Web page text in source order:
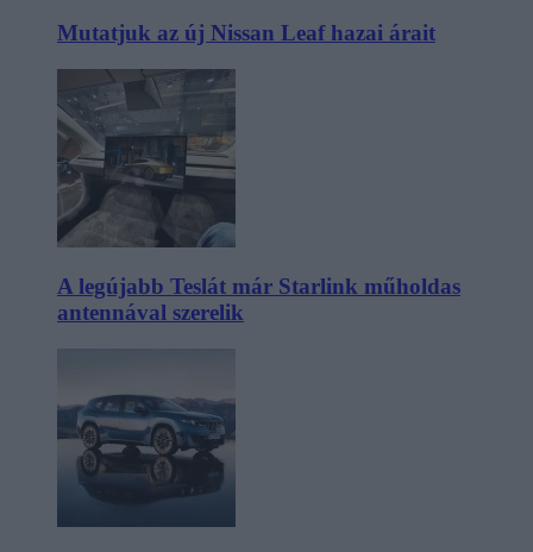
Mutatjuk az új Nissan Leaf hazai árait
A legújabb Teslát már Starlink műholdas
antennával szerelik